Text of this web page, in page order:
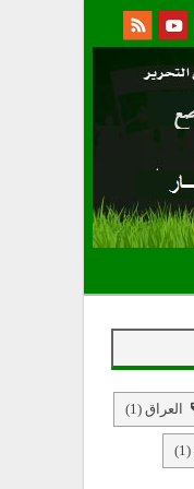
العراق (1)
(1)